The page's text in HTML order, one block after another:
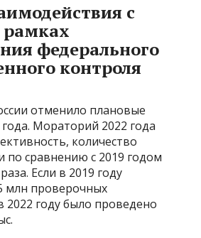
с
федерального
контроля
отменило плановые
Мораторий 2022 года
количество
по сравнению с 2019 годом
Если в 2019 году
млн проверочных
2022 году было проведено